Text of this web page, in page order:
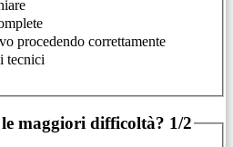
procedendo correttamente
tecnici
maggiori difficoltà? 1/2